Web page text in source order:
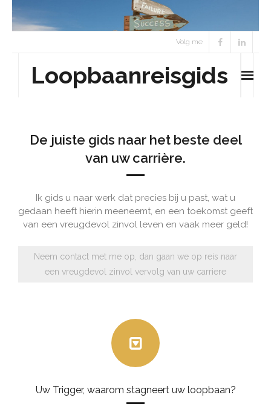
Skip
to
Volg me
Loopbaanreisgids
De juiste gids naar het beste deel
van uw carrière.
Ik gids u naar werk dat precies bij u past, wat u
gedaan heeft hierin meeneemt, en een toekomst geeft
van een vreugdevol zinvol leven en vaak meer geld!
Neem contact met me op, dan gaan we op reis naar
een vreugdevol zinvol vervolg van uw carriere
Uw Trigger, waarom stagneert uw loopbaan?